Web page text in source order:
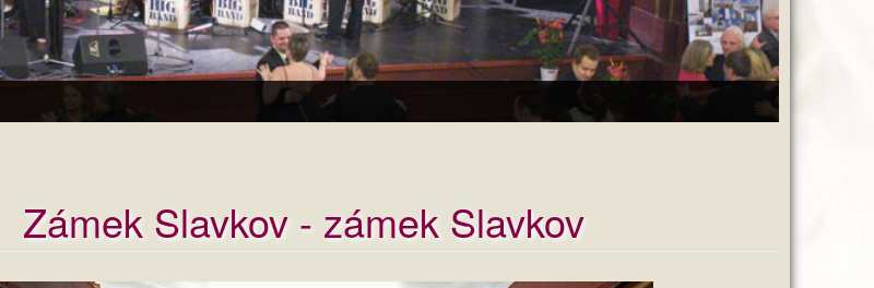
Zámek Slavkov - zámek Slavkov